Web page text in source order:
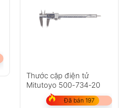
Thước cặp điện tử
Mitutoyo 500-734-20
Đã bán 197